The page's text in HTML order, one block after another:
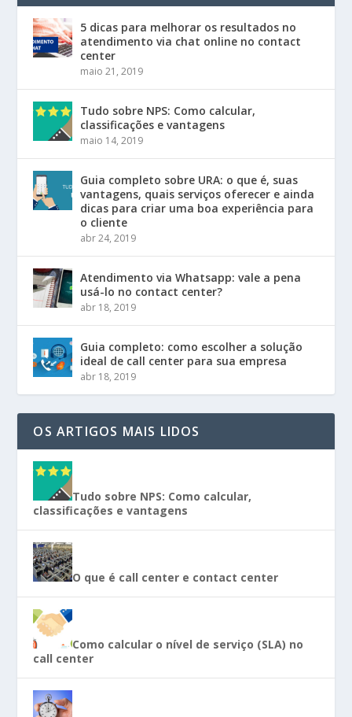
5 dicas para melhorar os resultados no
atendimento via chat online no contact
center
maio 21, 2019
Tudo sobre NPS: Como calcular,
classificações e vantagens
maio 14, 2019
Guia completo sobre URA: o que é, suas
vantagens, quais serviços oferecer e ainda
dicas para criar uma boa experiência para
o cliente
abr 24, 2019
Atendimento via Whatsapp: vale a pena
usá-lo no contact center?
abr 18, 2019
Guia completo: como escolher a solução
ideal de call center para sua empresa
abr 18, 2019
OS ARTIGOS MAIS LIDOS
Tudo sobre NPS: Como calcular,
classificações e vantagens
O que é call center e contact center
Como calcular o nível de serviço (SLA) no
call center